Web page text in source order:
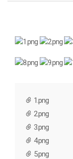
1.png
2.png
3.png
4.png
5.png